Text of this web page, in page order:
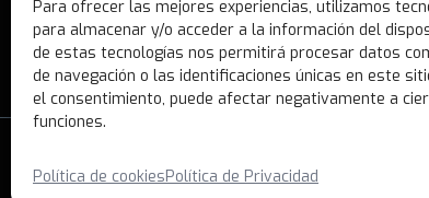
Para ofrecer las mejores experiencias, utilizamos
para almacenar y/o acceder a la información del
de estas tecnologías nos permitirá procesar datos
de navegación o las identificaciones únicas en este
el consentimiento, puede afectar negativamente a
funciones.
Política de cookiesPolítica de Privacidad
Whatsapp: 981377702
Correo: ventas@100xciento.pe